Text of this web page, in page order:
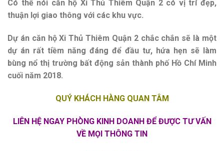
Có thể nói căn hộ Xi Thủ Thiêm Quận 2 có vị trí đẹp,
thuận lợi giao thông với các khu vực.
Dự án căn hộ Xi Thủ Thiêm Quận 2chắc chắn sẽ là một
dự án rất tiềm năng đáng để đầu tư, hứa hẹn sẽ làm
bùng nổ thị trường bất động sản thành phố Hồ Chí Minh
cuối năm 2018.
QUÝ KHÁCH HÀNG QUAN TÂM
LIÊN HỆ NGAY PHÒNG KINH DOANH ĐỂ ĐƯỢC TƯ VẤN
VỀ MỌI THÔNG TIN